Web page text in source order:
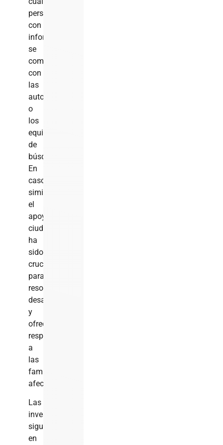
persona
con
información
se
comunique
con
las
autoridades
o
los
equipos
de
búsqueda.
En
casos
similares,
el
apoyo
ciudadano
ha
sido
crucial
para
resolver
desapariciones
y
ofrecer
respuestas
a
las
familias
afectadas.
Las
investigaciones
siguen
en